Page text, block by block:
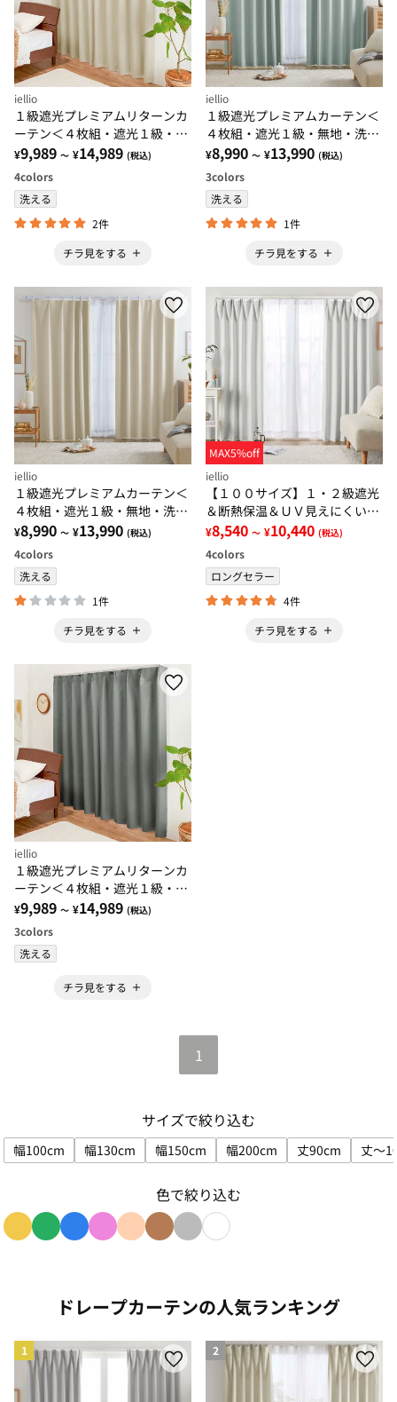
iellio
１級遮光プレミアムリターンカ
ーテン＜４枚組・遮光１級・無
地・洗える・形状記憶加工・新
生活・イージーオーダー＞
¥9,989 ～ ¥14,989 (税込)
4colors
洗える
2件
チラ見をする
iellio
１級遮光プレミアムカーテン＜
４枚組・遮光１級・無地・洗え
る・形状記憶加工・新生活・イ
ージーオーダー＞
¥8,990 ～ ¥13,990 (税込)
3colors
洗える
1件
チラ見をする
iellio
１級遮光プレミアムカーテン＜
４枚組・遮光１級・無地・洗え
る・形状記憶加工・新生活・イ
ージーオーダー＞
¥8,990 ～ ¥13,990 (税込)
4colors
洗える
1件
チラ見をする
MAX5%off
iellio
【１００サイズ】１・２級遮光
＆断熱保温＆ＵＶ見えにくいレ
ース付カーテンセット＜イージ
ーオーダー・無地・新生活・ホ
ワイト＞
¥8,540 ～ ¥10,440 (税込)
4colors
ロングセラー
4件
チラ見をする
iellio
１級遮光プレミアムリターンカ
ーテン＜４枚組・遮光１級・無
地・洗える・形状記憶加工・新
生活・イージーオーダー＞
¥9,989 ～ ¥14,989 (税込)
3colors
洗える
チラ見をする
1
サイズで絞り込む
幅100cm
サイズで絞り込み: 幅100cm
幅130cm
サイズで絞り込み: 幅130cm
幅150cm
サイズで絞り込み: 幅150cm
幅200cm
サイズで絞り込み: 幅
丈90cm
サイズで絞
丈～
色で絞り込む
ドレープカーテンの人気ランキング
1 2